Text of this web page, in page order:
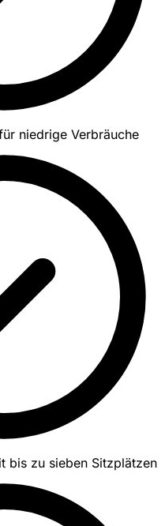
niedrige Verbräuche
bis zu sieben Sitzplätzen